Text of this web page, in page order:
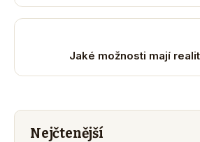
Jaké možnosti mají
Nejčtenější